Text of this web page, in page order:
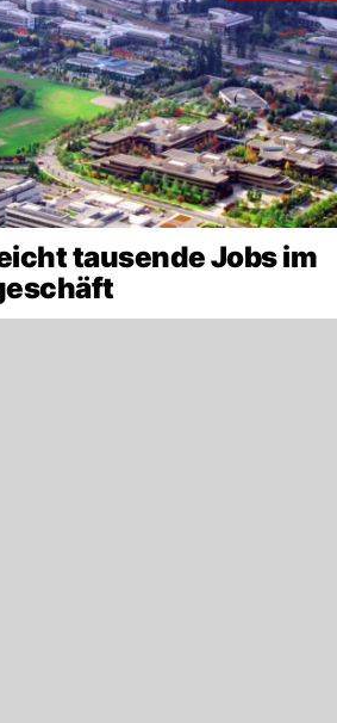
tausende Jobs im